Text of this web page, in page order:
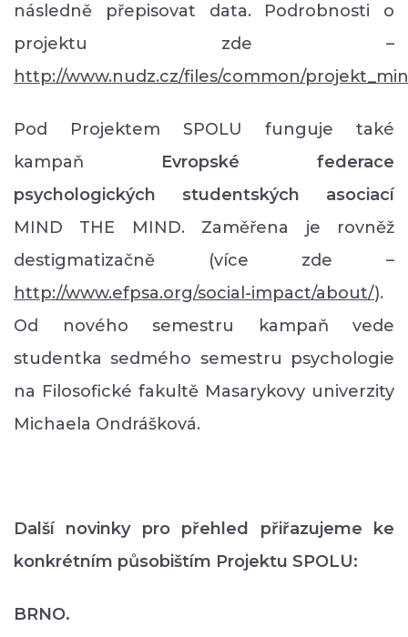
následně přepisovat data. Podrobnosti o
projektu zde –
http://www.nudz.cz/files/common/
Pod Projektem SPOLU funguje také
kampaň Evropské federace
psychologických studentských asociací
MIND THE MIND. Zaměřena je rovněž
destigmatizačně (více zde –
http://www.efpsa.org/social-impact/about/).
Od nového semestru kampaň vede
studentka sedmého semestru psychologie
na Filosofické fakultě Masarykovy univerzity
Michaela Ondrášková.
Další novinky pro přehled přiřazujeme ke
konkrétním působištím Projektu SPOLU:
BRNO.